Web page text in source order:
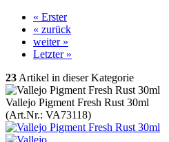
« Erster
« zurück
weiter »
Letzter »
23 Artikel in dieser Kategorie
Vallejo Pigment Fresh Rust 30ml
(Art.Nr.: VA73118)